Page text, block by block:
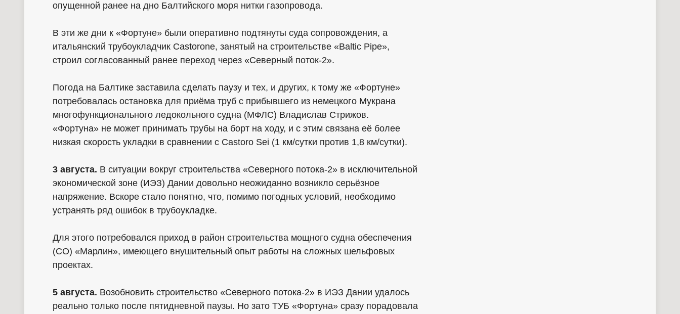
опущенной ранее на дно Балтийского моря нитки газопровода.
В эти же дни к «Фортуне» были оперативно подтянуты суда сопровождения, а
итальянский трубоукладчик Castorone, занятый на строительстве «Baltic Pipe»,
строил согласованный ранее переход через «Северный поток-2».
Погода на Балтике заставила сделать паузу и тех, и других, к тому же «Фортуне»
потребовалась остановка для приёма труб с прибывшего из немецкого Мукрана
многофункционального ледокольного судна (МФЛС) Владислав Стрижов.
«Фортуна» не может принимать трубы на борт на ходу, и с этим связана её более
низкая скорость укладки в сравнении с Castoro Sei (1 км/сутки против 1,8 км/сутки).
3 августа. В ситуации вокруг строительства «Северного потока-2» в исключительной
экономической зоне (ИЭЗ) Дании довольно неожиданно возникло серьёзное
напряжение. Вскоре стало понятно, что, помимо погодных условий, необходимо
устранять ряд ошибок в трубоукладке.
Для этого потребовался приход в район строительства мощного судна обеспечения
(СО) «Марлин», имеющего внушительный опыт работы на сложных шельфовых
проектах.
5 августа. Возобновить строительство «Северного потока-2» в ИЭЗ Дании удалось
реально только после пятидневной паузы. Но зато ТУБ «Фортуна» сразу порадовала